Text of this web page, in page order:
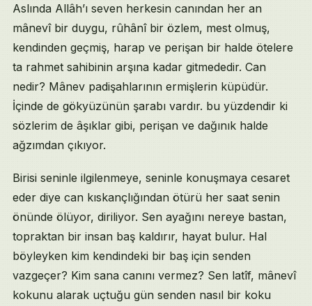
Aslında Allâh’ı seven herkesin canından her an
mânevî bir duygu, rûhânî bir özlem, mest olmuş,
kendinden geçmiş, harap ve perişan bir halde ötelere
ta rahmet sahibinin arşına kadar gitmededir. Can
nedir? Mânev padişahlarının ermişlerin küpüdür.
İçinde de gökyüzünün şarabı vardır. bu yüzdendir ki
sözlerim de âşıklar gibi, perişan ve dağınık halde
ağzımdan çıkıyor.
Birisi seninle ilgilenmeye, seninle konuşmaya cesaret
eder diye can kıskançlığından ötürü her saat senin
önünde ölüyor, diriliyor. Sen ayağını nereye bastan,
topraktan bir insan baş kaldırır, hayat bulur. Hal
böyleyken kim kendindeki bir baş için senden
vazgeçer? Kim sana canını vermez? Sen latîf, mânevî
kokunu alarak uçtuğu gün senden nasıl bir koku